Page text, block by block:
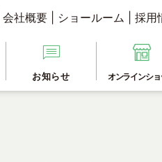
会社概要 ショールーム 採用
お知らせ オンラインシ